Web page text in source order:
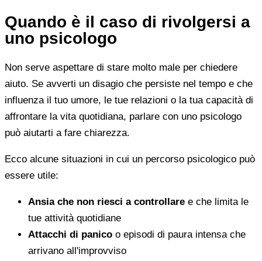
Quando è il caso di rivolgersi a
uno psicologo
Non serve aspettare di stare molto male per chiedere
aiuto. Se avverti un disagio che persiste nel tempo e che
influenza il tuo umore, le tue relazioni o la tua capacità di
affrontare la vita quotidiana, parlare con uno psicologo
può aiutarti a fare chiarezza.
Ecco alcune situazioni in cui un percorso psicologico può
essere utile:
Ansia che non riesci a controllare e che limita le
tue attività quotidiane
Attacchi di panico o episodi di paura intensa che
arrivano all'improvviso